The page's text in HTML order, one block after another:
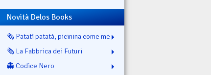
Novità Delos Books
🗞️ Patatì patatà, picinina come me
🗞️ La Fabbrica dei Futuri
👻 Codice Nero